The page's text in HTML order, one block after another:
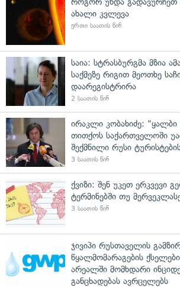
ახალი კვლევა
ერთი საათის წინ
საია: სტრასბურგმა მზია
საქმეზე რიგით მეოთხე
დაარეგისტრირა
2 საათის წინ
ირაკლი კობახიძე: "ყალბი
თითქოს საქართველოში
შექმნილი რუსი
3 საათის წინ
ქვიზი: შენ უკეთ ერკვევი
ტერმინებში თუ
3 საათის წინ
ჯივიპი რუსთაველის
წყალმომარაგების
არეალში მომხდარი
განცხადებას ავრცელებს